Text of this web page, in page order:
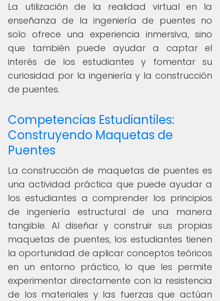
La utilización de la realidad virtual en la
enseñanza de la ingeniería de puentes no
solo ofrece una experiencia inmersiva, sino
que también puede ayudar a captar el
interés de los estudiantes y fomentar su
curiosidad por la ingeniería y la construcción
de puentes.
Competencias Estudiantiles:
Construyendo Maquetas de
Puentes
La construcción de maquetas de puentes es
una actividad práctica que puede ayudar a
los estudiantes a comprender los principios
de ingeniería estructural de una manera
tangible. Al diseñar y construir sus propias
maquetas de puentes, los estudiantes tienen
la oportunidad de aplicar conceptos teóricos
en un entorno práctico, lo que les permite
experimentar directamente con la resistencia
de los materiales y las fuerzas que actúan